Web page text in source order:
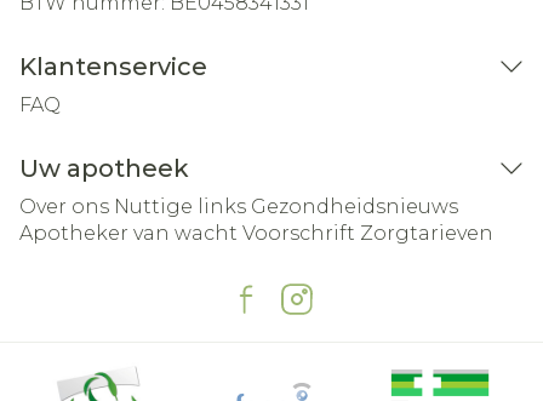
Klantenservice
FAQ
Uw apotheek
Over ons Nuttige links Gezondheidsnieuws
Apotheker van wacht Voorschrift Zorgtarieven